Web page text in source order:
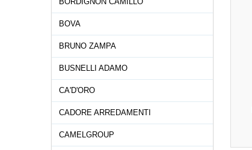
BOVA
BRUNO ZAMPA
BUSNELLI ADAMO
CA'D'ORO
CADORE ARREDAMENTI
CAMELGROUP